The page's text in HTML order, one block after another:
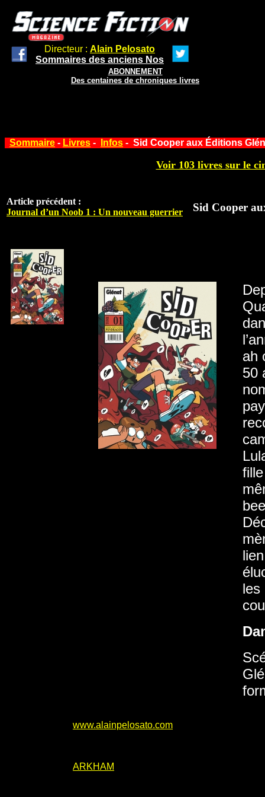
Directeur : Alain Pelosato
Sommaires des anciens Nos
ABONNEMENT
Des centaines de chroniques livres
Sommaire - Livres - Infos - Sid Cooper aux Éditions
Voir 103 livres sur le
Article précédent :
Journal d’un Noob 1 : Un nouveau guerrier
Sid Cooper
ah
50
les
www.alainpelosato.com
ARKHAM